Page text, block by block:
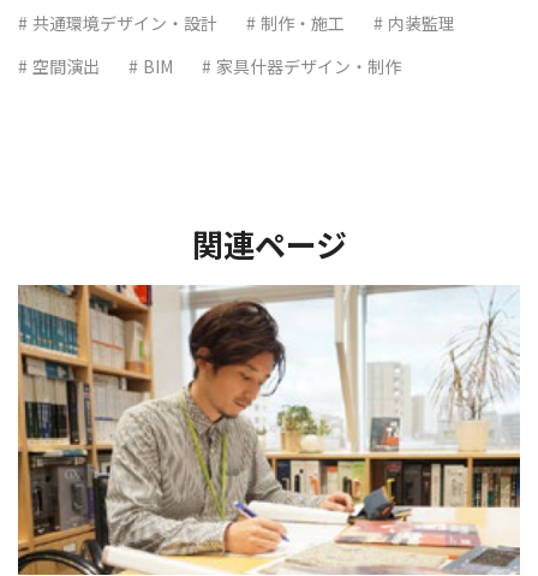
共通環境デザイン・設計
制作・施工
内装監理
空間演出
BIM 家具什器デザイン・制作
関連ページ